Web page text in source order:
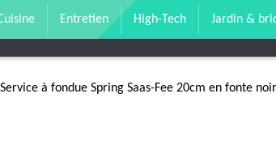
Entretien High-Tech Jardin &
à fondue Spring Saas-Fee 20cm en fonte